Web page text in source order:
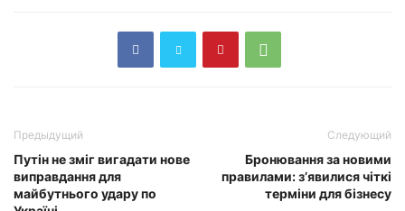
Предыдущий
Путін не зміг вигадати нове
виправдання для
майбутнього удару по
Следующий
Бронювання за новими
правилами: з’явилися чіткі
терміни для бізнесу